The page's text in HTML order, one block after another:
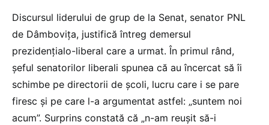
Discursul liderului de grup de la Senat, senator PNL
de Dâmbovița, justifică întreg demersul
prezidențialo-liberal care a urmat. În primul rând,
șeful senatorilor liberali spunea că au încercat să îi
schimbe pe directorii de școli, lucru care i se pare
firesc și pe care l-a argumentat astfel: „suntem noi
acum”. Surprins constată că „n-am reușit să-i